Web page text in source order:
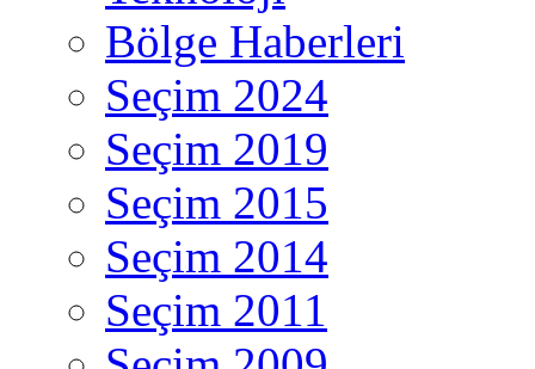
Bölge Haberleri
Seçim 2024
Seçim 2019
Seçim 2015
Seçim 2014
Seçim 2011